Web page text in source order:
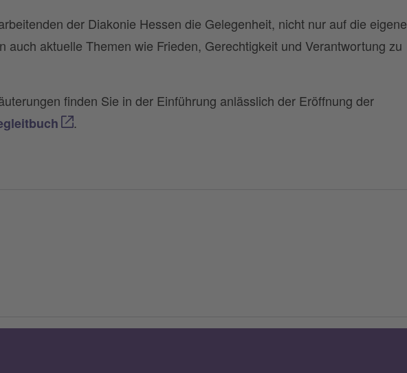
der Diakonie Hessen die Gelegenheit, nicht nur auf die eigene
auch aktuelle Themen wie Frieden, Gerechtigkeit und Verantwortung zu
finden Sie in der Einführung anlässlich der Eröffnung der
.